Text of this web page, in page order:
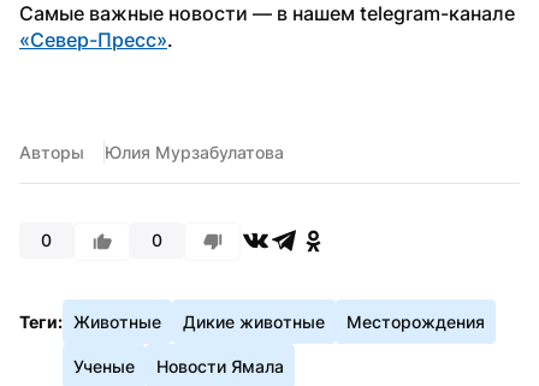
«Север-Пресс».
Авторы Юлия Мурзабулатова
0 0
Теги: Животные Дикие животные Месторождения
Ученые Новости Ямала